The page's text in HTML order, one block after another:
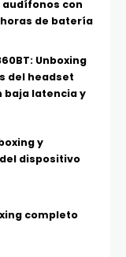
con
de batería
Unboxing
del headset
baja latencia y
y
dispositivo
completo